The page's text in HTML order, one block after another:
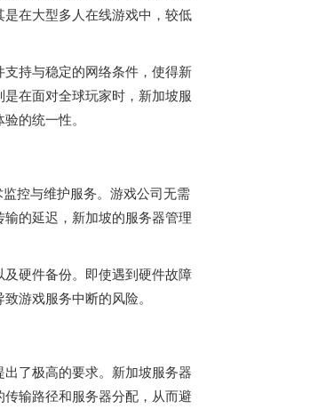
在大型多人在线游戏中，较低
持与稳定的网络条件，使得新
在面对全球玩家时，新加坡服
的统一性。
控与维护服务。游戏公司无需
的延迟，新加坡的服务器管理
硬件备份。即使遇到硬件故障
游戏服务中断的风险。
了极高的要求。 新加坡服务器
输路径和服务器分配，从而避